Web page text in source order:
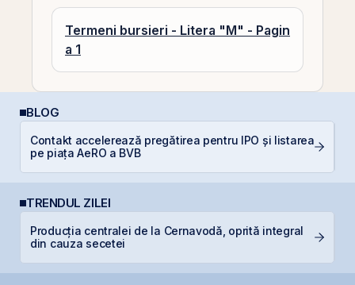
Termeni bursieri - Litera "M" - Pagin
a 1
BLOG
Contakt accelerează pregătirea pentru IPO și listarea
pe piața AeRO a BVB
TRENDUL ZILEI
Producția centralei de la Cernavodă, oprită integral
din cauza secetei